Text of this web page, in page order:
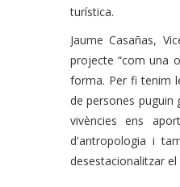
turística.
Jaume Casañas,
projecte “com una
forma. Per fi tenim
de persones puguin
vivències ens
d'antropologia i
desestacionalitzar